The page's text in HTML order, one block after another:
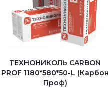
ТЕХНОНИКОЛЬ CARBON
PROF 1180*580*50-L (Карбон
Проф)